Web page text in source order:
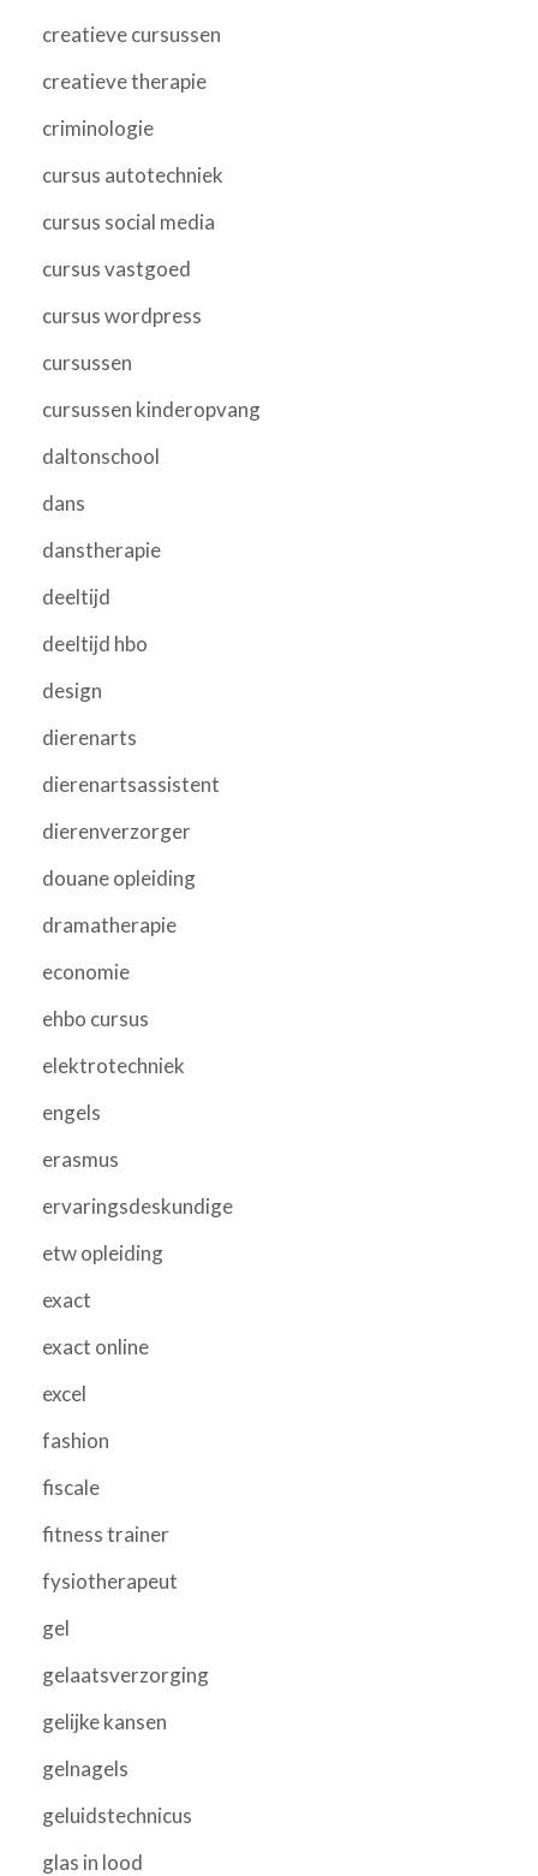
creatieve cursussen
creatieve therapie
criminologie
cursus autotechniek
cursus social media
cursus vastgoed
cursus wordpress
cursussen
cursussen kinderopvang
daltonschool
dans
danstherapie
deeltijd
deeltijd hbo
design
dierenarts
dierenartsassistent
dierenverzorger
douane opleiding
dramatherapie
economie
ehbo cursus
elektrotechniek
engels
erasmus
ervaringsdeskundige
etw opleiding
exact
exact online
excel
fashion
fiscale
fitness trainer
fysiotherapeut
gel
gelaatsverzorging
gelijke kansen
gelnagels
geluidstechnicus
glas in lood